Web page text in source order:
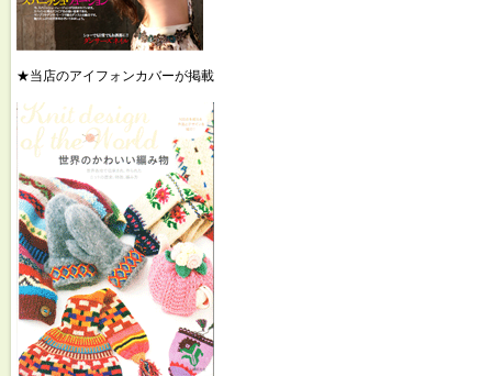
★当店のアイフォンカバーが掲載